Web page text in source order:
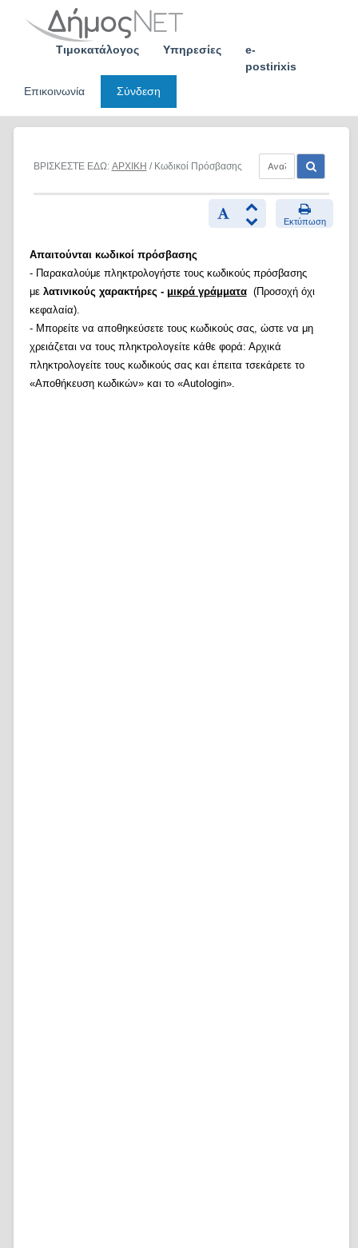
Τιμοκατάλογος Υπηρεσίες
e-
postirixis
Επικοινωνία
Σύνδεση
ΒΡΙΣΚΕΣΤΕ ΕΔΩ: ΑΡΧΙΚΗ / Κωδικοί Πρόσβασης
Εκτύπωση
Απαιτούνται κωδικοί πρόσβασης
- Παρακαλούμε πληκτρολογήστε τους κωδικούς πρόσβασης
με λατινικούς χαρακτήρες - μικρά γράμματα(Προσοχή όχι
κεφαλαία).
- Μπορείτε να αποθηκεύσετε τους κωδικούς σας, ώστε να μη
χρειάζεται να τους πληκτρολογείτε κάθε φορά: Αρχικά
πληκτρολογείτε τους κωδικούς σας και έπειτα τσεκάρετε το
«Αποθήκευση κωδικών» και το «Autologin».